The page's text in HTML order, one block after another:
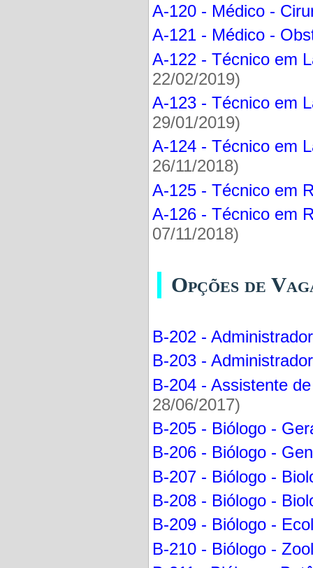
A-120 - Médico -
A-121 - Médico -
A-122 - Técnico em
22/02/2019)
A-123 - Técnico em
29/01/2019)
A-124 - Técnico em
26/11/2018)
A-125 - Técnico em
A-126 - Técnico em
07/11/2018)
Opções de
B-202 -
B-203 -
B-204 - Assistente
28/06/2017)
B-205 - Biólogo -
B-206 - Biólogo -
B-207 - Biólogo -
B-208 - Biólogo -
B-209 - Biólogo -
B-210 - Biólogo -